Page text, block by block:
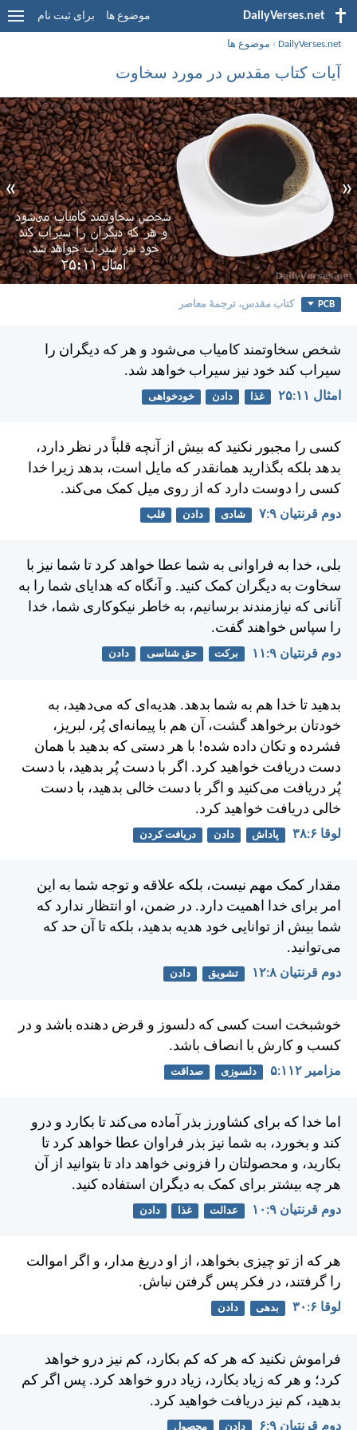
DailyVerses.net موضوع ها برای ثبت نام
DailyVerses.net
› موضوع ها
آیات کتاب مقدس در مورد سخاوت
«
»
PCB کتاب مقدس، ترجمۀ معاصر
شخص سخاوتمند كامياب می‌شود و هر كه ديگران را
سيراب كند خود نيز سيراب خواهد شد.
امثال ۱۱:‏۲۵ غذا دادن خودخواهی
كسی را مجبور نكنيد كه بيش از آنچه قلباً در نظر دارد،
بدهد بلكه بگذاريد همانقدر كه مايل است، بدهد زيرا خدا
كسی را دوست دارد كه از روی ميل كمک می‌كند.
دوم قرنتیان ۹:‏۷ شادی دادن قلب
بلی، خدا به فراوانی به شما عطا خواهد كرد تا شما نيز با
سخاوت به ديگران كمک كنيد. و آنگاه كه هدايای شما را به
آنانی كه نيازمندند برسانيم، به خاطر نيكوكاری شما، خدا
را سپاس خواهند گفت.
دوم قرنتیان ۹:‏۱۱ برکت حق شناسی دادن
بدهيد تا خدا هم به شما بدهد. هديه‌ای كه می‌دهيد، به
خودتان برخواهد گشت، آن هم با پيمانه‌ای پُر، لبريز،
فشرده و تكان داده شده! با هر دستی كه بدهيد با همان
دست دريافت خواهيد كرد. اگر با دست پُر بدهيد، با دست
پُر دريافت می‌كنيد و اگر با دست خالی بدهيد، با دست
خالی دريافت خواهيد كرد.
لوقا ۶:‏۳۸ پاداش دادن دريافت كردن
مقدار كمک مهم نيست، بلكه علاقه و توجه شما به اين
امر برای خدا اهميت دارد. در ضمن، او انتظار ندارد كه
شما بيش از توانايی خود هديه بدهيد، بلكه تا آن حد كه
می‌توانيد.
دوم قرنتیان ۸:‏۱۲ تشویق دادن
خوشبخت است كسی كه دلسوز و قرض دهنده باشد و در
كسب و كارش با انصاف باشد.
مزامير ۱۱۲:‏۵ دلسوزی صداقت
اما خدا كه برای كشاورز بذر آماده می‌كند تا بكارد و درو
كند و بخورد، به شما نيز بذر فراوان عطا خواهد كرد تا
بكاريد، و محصولتان را فزونی خواهد داد تا بتوانيد از آن
هر چه بيشتر برای كمک به ديگران استفاده كنيد.
دوم قرنتیان ۹:‏۱۰ عدالت غذا دادن
هر كه از تو چيزی بخواهد، از او دريغ مدار، و اگر اموالت
را گرفتند، در فكر پس گرفتن نباش.
لوقا ۶:‏۳۰ بدهی دادن
فراموش نكنيد كه هر كه كم بكارد، كم نيز درو خواهد
كرد؛ و هر كه زياد بكارد، زياد درو خواهد كرد. پس اگر كم
بدهيد، كم نيز دريافت خواهيد كرد.
دوم قرنتیان ۹:‏۶ دادن محصول